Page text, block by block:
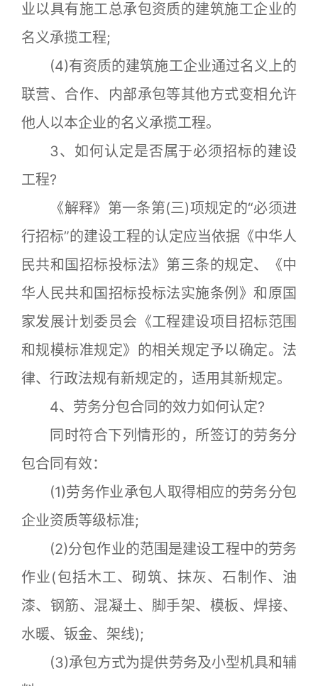
业以具有施工总承包资质的建筑施工企业的
名义承揽工程;
(4)有资质的建筑施工企业通过名义上的
联营、合作、内部承包等其他方式变相允许
他人以本企业的名义承揽工程。
3、如何认定是否属于必须招标的建设
工程?
《解释》第一条第(三)项规定的“必须进
行招标”的建设工程的认定应当依据《中华人
民共和国招标投标法》第三条的规定、《中
华人民共和国招标投标法实施条例》和原国
家发展计划委员会《工程建设项目招标范围
和规模标准规定》的相关规定予以确定。法
律、行政法规有新规定的，适用其新规定。
4、劳务分包合同的效力如何认定?
同时符合下列情形的，所签订的劳务分
包合同有效：
(1)劳务作业承包人取得相应的劳务分包
企业资质等级标准;
(2)分包作业的范围是建设工程中的劳务
作业(包括木工、砌筑、抹灰、石制作、油
漆、钢筋、混凝土、脚手架、模板、焊接、
水暖、钣金、架线);
(3)承包方式为提供劳务及小型机具和辅